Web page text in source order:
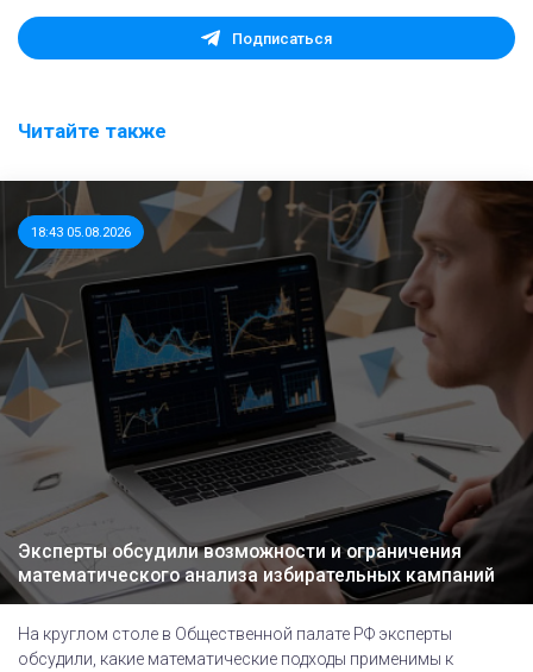
Подписаться
Читайте также
18:43 05.08.2026
Эксперты обсудили возможности и ограничения
математического анализа избирательных кампаний
На круглом столе в Общественной палате РФ эксперты
обсудили, какие математические подходы применимы к